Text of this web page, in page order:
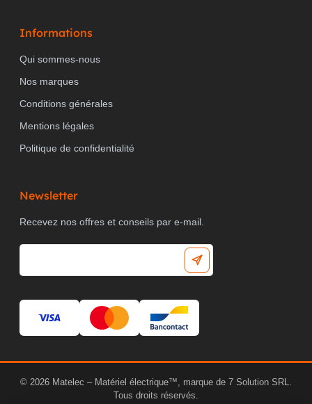
Informations
Qui sommes-nous
Nos marques
Conditions générales
Mentions légales
Politique de confidentialité
Newsletter
Recevez nos offres et conseils par e-mail.
© 2026 Matelec – Matériel électrique™, marque de 7 Solution SRL.
Tous droits réservés.